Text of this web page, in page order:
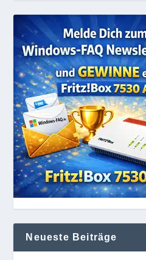
Neueste Beiträge